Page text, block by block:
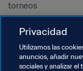
torneos
Derechos humanos
contra la
Salud y atención
Privacidad
Utilizamos las
anuncios, añadir
sociales y analizar